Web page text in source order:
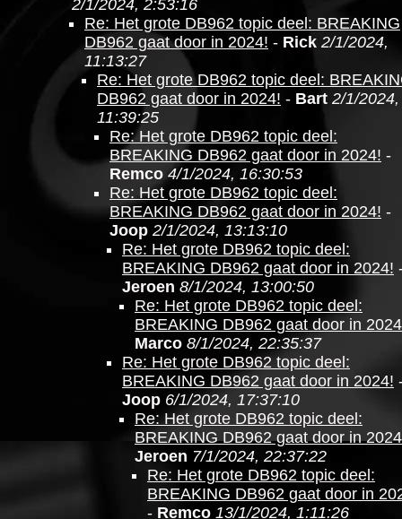
2/1/2024, 2:53:16
Re: Het grote DB962 topic deel: BREAKING
DB962 gaat door in 2024! - Rick 2/1/2024,
11:13:27
Re: Het grote DB962 topic deel:
DB962 gaat door in 2024! - Bart 2/1/2024,
11:39:25
Re: Het grote DB962 topic deel:
BREAKING DB962 gaat door in 2024! -
Remco 4/1/2024, 16:30:53
Re: Het grote DB962 topic deel:
BREAKING DB962 gaat door in 2024! -
Joop 2/1/2024, 13:13:10
Re: Het grote DB962 topic deel:
BREAKING DB962 gaat door in 2024!
Jeroen 8/1/2024, 13:00:50
Re: Het grote DB962 topic deel:
BREAKING DB962 gaat door in
Marco 8/1/2024, 22:35:37
Re: Het grote DB962 topic deel:
BREAKING DB962 gaat door in 2024!
Joop 6/1/2024, 17:37:10
Re: Het grote DB962 topic deel:
BREAKING DB962 gaat door in
Jeroen 7/1/2024, 22:37:22
Re: Het grote DB962 topic deel:
BREAKING DB962 gaat door in
- Remco 13/1/2024, 1:11:26